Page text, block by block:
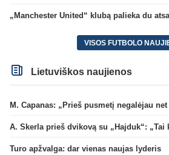
„Manchester United“ klubą palieka du
VISOS FUTBOLO
Lietuviškos naujienos
Turo apžvalga: dar vienas naujas lyderis